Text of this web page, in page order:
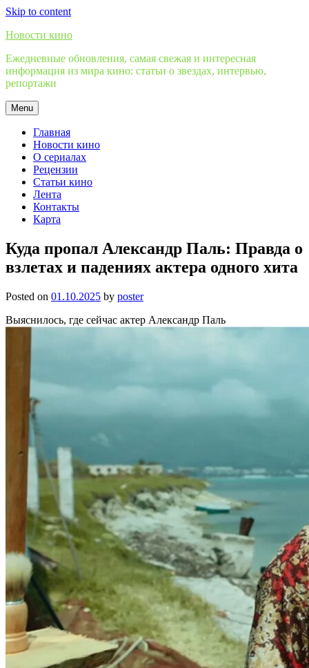
Skip to content
Новости кино
Ежедневные обновления, самая свежая и интересная
информация из мира кино: статьи о звездах, интервью,
репортажи
Menu
Главная
Новости кино
О сериалах
Рецензии
Статьи кино
Лента
Контакты
Карта
Куда пропал Александр Паль: Правда о
взлетах и падениях актера одного хита
Posted on 01.10.2025 by poster
Выяснилось, где сейчас актер Александр Паль